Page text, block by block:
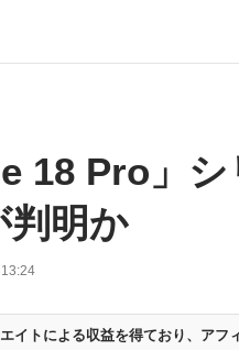
18 Pro」
判明か
イトによる収益を得ており、 アフ